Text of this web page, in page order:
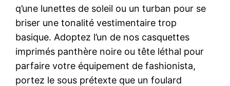
q’une lunettes de soleil ou un turban pour se
briser une tonalité vestimentaire trop
basique. Adoptez l’un de nos casquettes
imprimés panthère noire ou tête léthal pour
parfaire votre équipement de fashionista,
portez le sous prétexte que un foulard